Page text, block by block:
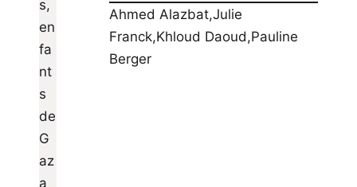
Ahmed Alazbat,Julie
Franck,Khloud Daoud,Pauline
Berger